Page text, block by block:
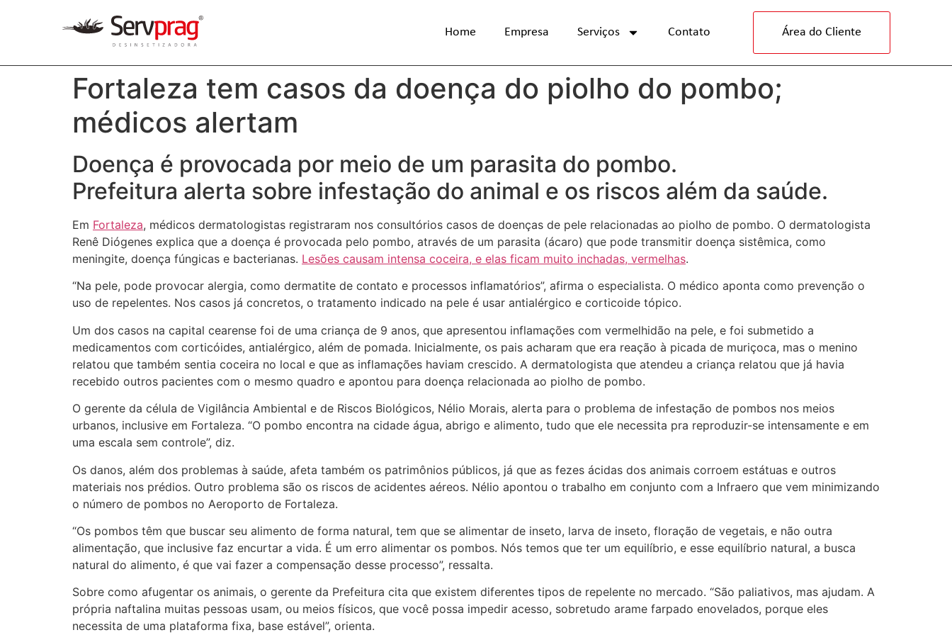
Home Empresa Serviços Contato Área do Cliente
Fortaleza tem casos da doença do piolho do pombo;
médicos alertam
Doença é provocada por meio de um parasita do pombo.
Prefeitura alerta sobre infestação do animal e os riscos além da saúde.
Em Fortaleza, médicos dermatologistas registraram nos consultórios casos de doenças de pele relacionadas ao piolho de pombo. O dermatologista
Renê Diógenes explica que a doença é provocada pelo pombo, através de um parasita (ácaro) que pode transmitir doença sistêmica, como
meningite, doença fúngicas e bacterianas. Lesões causam intensa coceira, e elas ficam muito inchadas, vermelhas.
“Na pele, pode provocar alergia, como dermatite de contato e processos inflamatórios”, afirma o especialista. O médico aponta como prevenção o
uso de repelentes. Nos casos já concretos, o tratamento indicado na pele é usar antialérgico e corticoide tópico.
Um dos casos na capital cearense foi de uma criança de 9 anos, que apresentou inflamações com vermelhidão na pele, e foi submetido a
medicamentos com corticóides, antialérgico, além de pomada. Inicialmente, os pais acharam que era reação à picada de muriçoca, mas o menino
relatou que também sentia coceira no local e que as inflamações haviam crescido. A dermatologista que atendeu a criança relatou que já havia
recebido outros pacientes com o mesmo quadro e apontou para doença relacionada ao piolho de pombo.
O gerente da célula de Vigilância Ambiental e de Riscos Biológicos, Nélio Morais, alerta para o problema de infestação de pombos nos meios
urbanos, inclusive em Fortaleza. “O pombo encontra na cidade água, abrigo e alimento, tudo que ele necessita pra reproduzir-se intensamente e em
uma escala sem controle”, diz.
Os danos, além dos problemas à saúde, afeta também os patrimônios públicos, já que as fezes ácidas dos animais corroem estátuas e outros
materiais nos prédios. Outro problema são os riscos de acidentes aéreos. Nélio apontou o trabalho em conjunto com a Infraero que vem minimizando
o número de pombos no Aeroporto de Fortaleza.
“Os pombos têm que buscar seu alimento de forma natural, tem que se alimentar de inseto, larva de inseto, floração de vegetais, e não outra
alimentação, que inclusive faz encurtar a vida. É um erro alimentar os pombos. Nós temos que ter um equilíbrio, e esse equilíbrio natural, a busca
natural do alimento, é que vai fazer a compensação desse processo”, ressalta.
Sobre como afugentar os animais, o gerente da Prefeitura cita que existem diferentes tipos de repelente no mercado. “São paliativos, mas ajudam. A
própria naftalina muitas pessoas usam, ou meios físicos, que você possa impedir acesso, sobretudo arame farpado enovelados, porque eles
necessita de uma plataforma fixa, base estável”, orienta.